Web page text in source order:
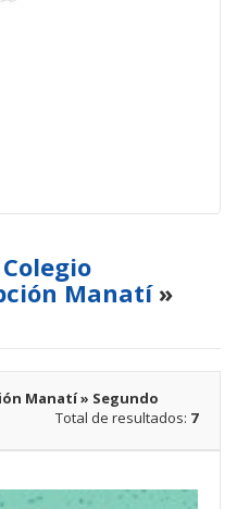
Colegio
Manatí »
Manatí » Segundo
Total de resultados: 7